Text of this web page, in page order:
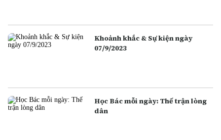
Khoảnh khắc & Sự kiện ngày
07/9/2023
Học Bác mỗi ngày: Thế trận lòng
dân